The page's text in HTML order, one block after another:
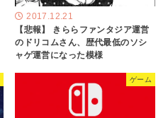
2017.12.21
【悲報】 きららファンタジア運営
のドリコムさん、歴代最低のソシ
ャゲ運営になった模様
ゲーム